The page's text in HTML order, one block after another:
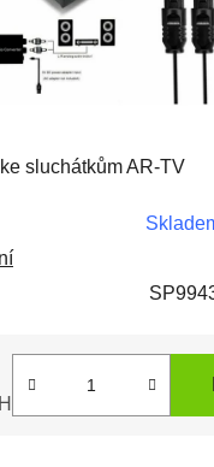
sluchátkům AR-TV